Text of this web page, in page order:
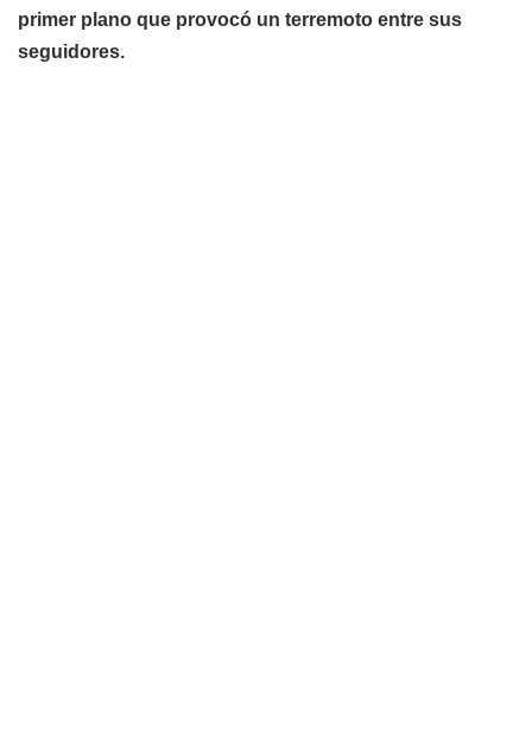
primer plano que provocó un terremoto entre sus
seguidores.